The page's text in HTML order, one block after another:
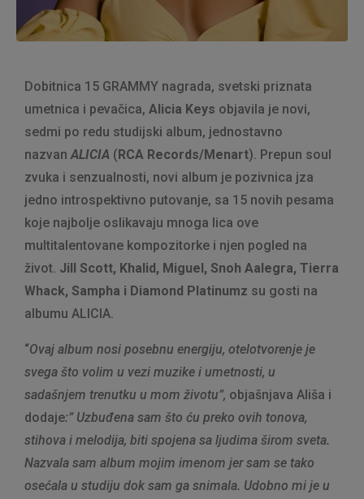
Dobitnica 15 GRAMMY nagrada, svetski priznata
umetnica i pevačica, Alicia Keys objavila je novi,
sedmi po redu studijski album, jednostavno
nazvanALICIA (RCA Records/Menart). Prepun soul
zvuka i senzualnosti, novi album je pozivnica jza
jedno introspektivno putovanje, sa 15 novih pesama
koje najbolje oslikavaju mnoga lica ove
multitalentovane kompozitorke i njen pogled na
život. Jill Scott, Khalid, Miguel, Snoh Aalegra, Tierra
Whack, Sampha i Diamond Platinumz su gosti na
albumu ALICIA.
“Ovaj album nosi posebnu energiju, otelotvorenje je
svega što volim u vezi muzike i umetnosti, u
sadašnjem trenutku u mom životu”, objašnjava Ališa i
dodaje:” Uzbuđena sam što ću preko ovih tonova,
stihova i melodija, biti spojena sa ljudima širom sveta.
Nazvala sam album mojim imenom jer sam se tako
osećala u studiju dok sam ga snimala. Udobno mi je u